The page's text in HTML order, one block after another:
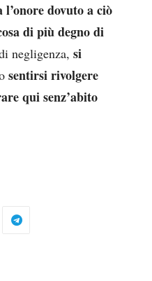
l’onore dovuto a ciò
di più degno di
negligenza, si
sentirsi rivolgere
qui senz’abito